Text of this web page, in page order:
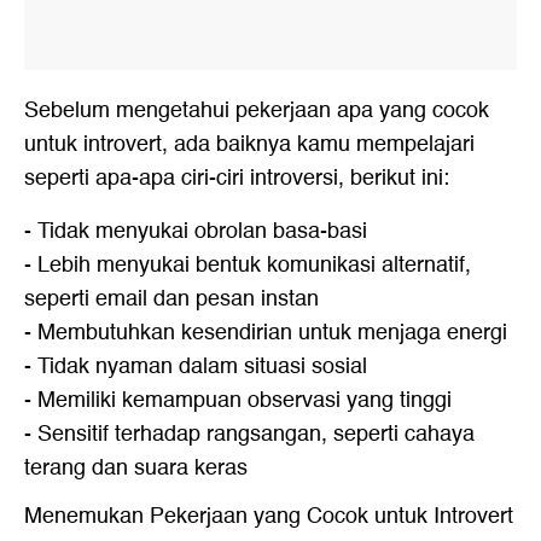
Sebelum mengetahui pekerjaan apa yang cocok
untuk introvert, ada baiknya kamu mempelajari
seperti apa-apa ciri-ciri introversi, berikut ini:
- Tidak menyukai obrolan basa-basi
- Lebih menyukai bentuk komunikasi alternatif,
seperti email dan pesan instan
- Membutuhkan kesendirian untuk menjaga energi
- Tidak nyaman dalam situasi sosial
- Memiliki kemampuan observasi yang tinggi
- Sensitif terhadap rangsangan, seperti cahaya
terang dan suara keras
Menemukan Pekerjaan yang Cocok untuk Introvert